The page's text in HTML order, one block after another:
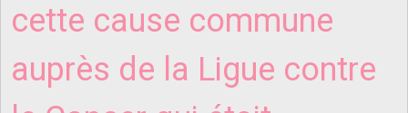
cette cause commune
auprès de la Ligue contre